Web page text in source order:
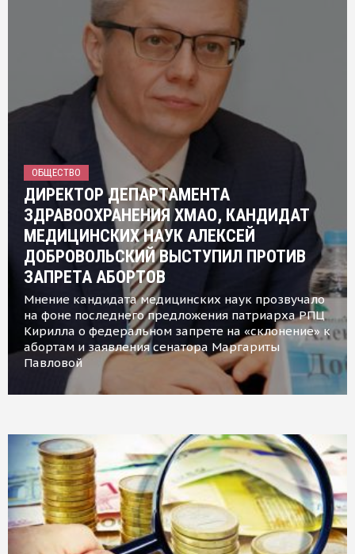
ОБЩЕСТВО
ДИРЕКТОР ДЕПАРТАМЕНТА
ЗДРАВООХРАНЕНИЯ ХМАО, КАНДИДАТ
МЕДИЦИНСКИХ НАУК АЛЕКСЕЙ
ДОБРОВОЛЬСКИЙ ВЫСТУПИЛ ПРОТИВ
ЗАПРЕТА АБОРТОВ
Мнение кандидата медицинских наук прозвучало
на фоне последнего предложения патриарха РПЦ
Кирилла о федеральном запрете на «склонение» к
абортам и заявления сенатора Маргариты
Павловой